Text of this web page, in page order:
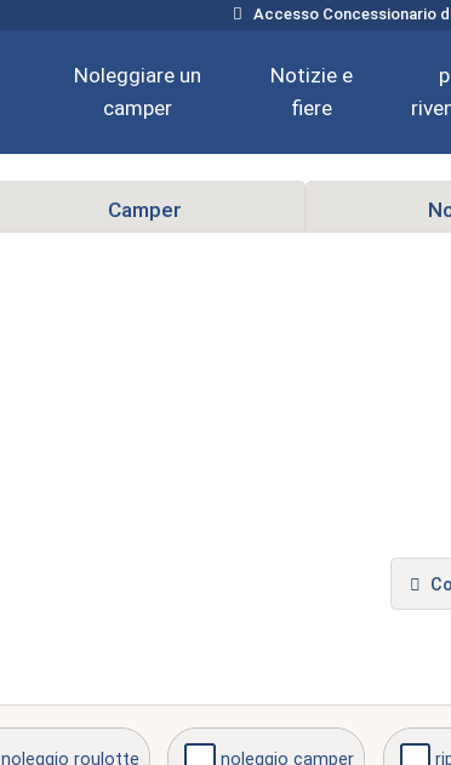
Accesso Concessionario
Noleggiare un
camper
Notizie e
fiere
Camper
noleggio roulotte noleggio camper